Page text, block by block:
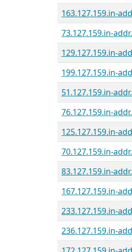
163.127.159.in-
73.127.159.in-
129.127.159.in-
199.127.159.in-
51.127.159.in-
76.127.159.in-
125.127.159.in-
70.127.159.in-
83.127.159.in-
167.127.159.in-
233.127.159.in-
236.127.159.in-